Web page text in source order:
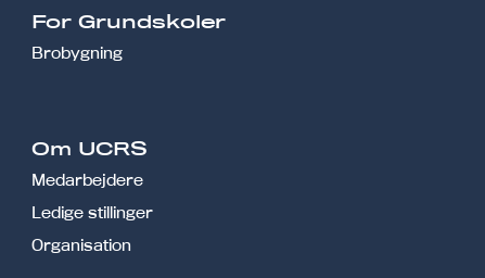
For Grundskoler
Brobygning
Om UCRS
Medarbejdere
Ledige stillinger
Organisation